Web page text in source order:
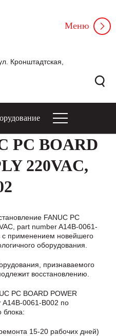
Кронштадтская,
Меню
PC BOARD
220VAC,
FANUC PC
part number A14B-0061-
с применением новейшего
оборудования.
признаваемого
восстановлению.
PC BOARD POWER
A14B-0061-B002 по
блока:
15-20 рабочих дней)